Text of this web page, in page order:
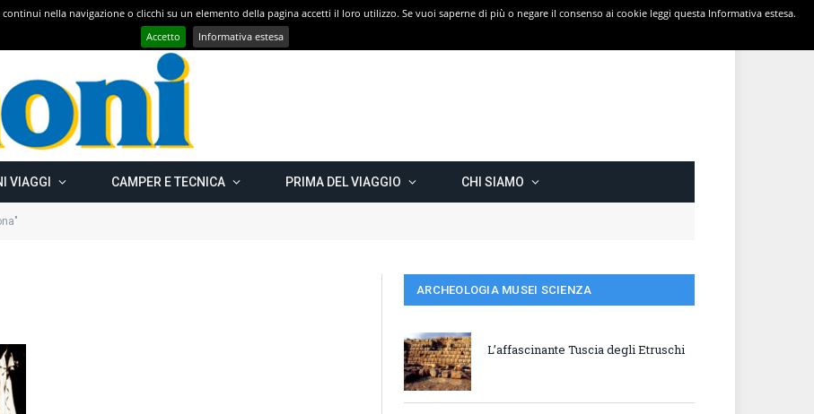
Con CAMPER GO – UN GRANDE VIAGGIO verso il nord est EUROPEO – Carelia Russa e Capo Nord 2019 – Km 13.000
VIAGGI CAMPER E TECNICA PRIMA DEL VIAGGIO CHI SIAMO
ARCHEOLOGIA MUSEI SCIENZA
L’affascinante Tuscia degli Etruschi
nella navigazione o clicchi su un elemento della pagina accetti il loro utilizzo. Se vuoi saperne di più o negare il consenso ai cookie leggi questa Informativa estesa.
Accetto
Informativa estesa